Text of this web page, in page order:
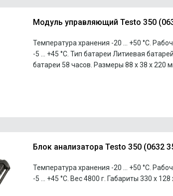
Модуль управляющий Testo 350
Температура хранения -20 … +50 °C.
-5 … +45 °C. Тип батареи Литиевая
батареи 58 часов. Размеры 88 x 38 x 220
Блок анализатора Testo 350 (0632
Температура хранения -20 … +50 °C.
-5 … +45 °C. Вес 4800 г. Габариты 330 x 128